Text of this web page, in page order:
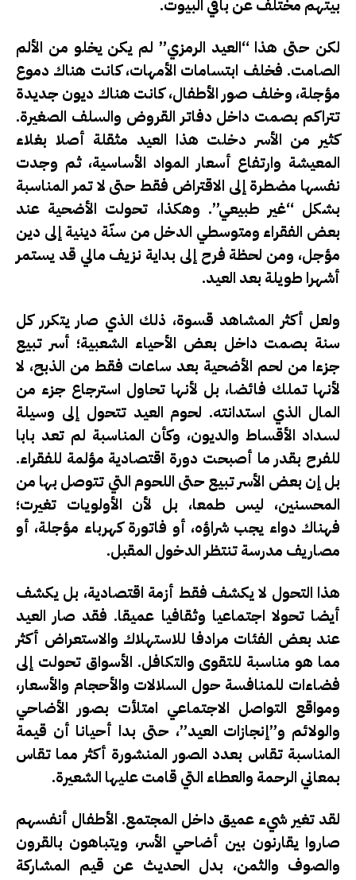
بيتهم مختلف عن باقي البيوت.
لكن حتى هذا “العيد الرمزي” لم يكن يخلو من الألم
الصامت. فخلف ابتسامات الأمهات، كانت هناك دموع
مؤجلة، وخلف صور الأطفال، كانت هناك ديون جديدة
تتراكم بصمت داخل دفاتر القروض والسلف الصغيرة.
كثير من الأسر دخلت هذا العيد مثقلة أصلا بغلاء
المعيشة وارتفاع أسعار المواد الأساسية، ثم وجدت
نفسها مضطرة إلى الاقتراض فقط حتى لا تمر المناسبة
بشكل “غير طبيعي”. وهكذا، تحولت الأضحية عند
بعض الفقراء ومتوسطي الدخل من سنّة دينية إلى دين
مؤجل، ومن لحظة فرح إلى بداية نزيف مالي قد يستمر
أشهرا طويلة بعد العيد.
ولعل أكثر المشاهد قسوة، ذلك الذي صار يتكرر كل
سنة بصمت داخل بعض الأحياء الشعبية؛ أسر تبيع
جزءا من لحم الأضحية بعد ساعات فقط من الذبح، لا
لأنها تملك فائضا، بل لأنها تحاول استرجاع جزء من
المال الذي استدانته. لحوم العيد تتحول إلى وسيلة
لسداد الأقساط والديون، وكأن المناسبة لم تعد بابا
للفرح بقدر ما أصبحت دورة اقتصادية مؤلمة للفقراء.
بل إن بعض الأسر تبيع حتى اللحوم التي تتوصل بها من
المحسنين، ليس طمعا، بل لأن الأولويات تغيرت؛
فهناك دواء يجب شراؤه، أو فاتورة كهرباء مؤجلة، أو
مصاريف مدرسة تنتظر الدخول المقبل.
هذا التحول لا يكشف فقط أزمة اقتصادية، بل يكشف
أيضا تحولا اجتماعيا وثقافيا عميقا. فقد صار العيد
عند بعض الفئات مرادفا للاستهلاك والاستعراض أكثر
مما هو مناسبة للتقوى والتكافل. الأسواق تحولت إلى
فضاءات للمنافسة حول السلالات والأحجام والأسعار،
ومواقع التواصل الاجتماعي امتلأت بصور الأضاحي
والولائم و”إنجازات العيد”، حتى بدا أحيانا أن قيمة
المناسبة تقاس بعدد الصور المنشورة أكثر مما تقاس
بمعاني الرحمة والعطاء التي قامت عليها الشعيرة.
لقد تغير شيء عميق داخل المجتمع. الأطفال أنفسهم
صاروا يقارنون بين أضاحي الأسر، ويتباهون بالقرون
والصوف والثمن، بدل الحديث عن قيم المشاركة